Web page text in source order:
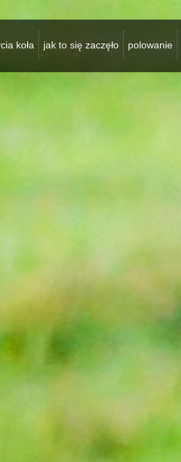
koła jak to się zaczęło polowanie